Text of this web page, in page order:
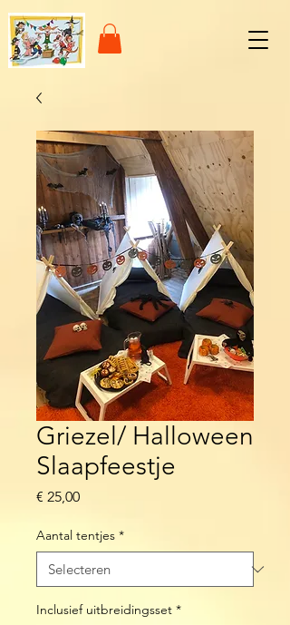
Griezel/ Halloween
Slaapfeestje
€ 25,00Prijs
Aantal tentjes *
Inclusief uitbreidingsset *